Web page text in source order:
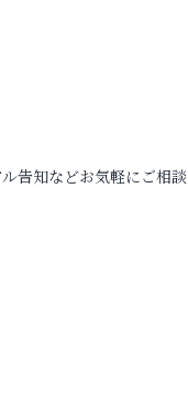
告知などお気軽にご相